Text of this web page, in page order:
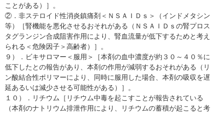
ことがある）］。
②．非ステロイド性消炎鎮痛剤＜ＮＳＡＩＤｓ＞（インドメタシン
等）［腎機能を悪化させるおそれがある（ＮＳＡＩＤｓの腎プロス
タグランジン合成阻害作用により、腎血流量が低下するためと考え
られる＜危険因子＞高齢者）］。
９）．ビキサロマー＜服用＞［本剤の血中濃度が約３０～４０％に
低下したとの報告があり、本剤の作用が減弱するおそれがある（リ
ン酸結合性ポリマーにより、同時に服用した場合、本剤の吸収を遅
延あるいは減少させる可能性がある）］。
１０）．リチウム［リチウム中毒を起こすことが報告されている
（本剤のナトリウム排泄作用により、リチウムの蓄積が起こると考